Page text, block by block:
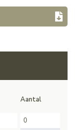
Aantal